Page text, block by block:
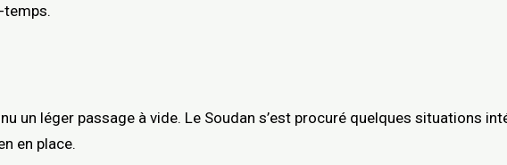
temps.
un léger passage à vide. Le Soudan s’est procuré quelques situations
en place.